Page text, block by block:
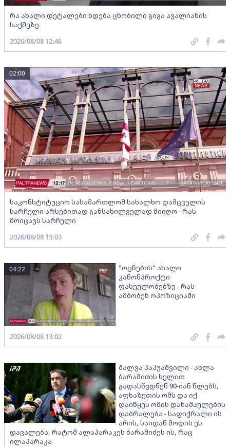
რა ახალი დეტალები ხდება ცნობილი გიგა ავალიანის
საქმეზე
2026/08/08 12:46
საკონსტიტუციო სასამართლომ სახალხო დამცველის
სარჩელი არსებითად განსახილველად მიიღო - რას
მოიცავს სარჩელი
02:00
2026/08/08 13:03
"ოცნების" ახალი
კანონპროქტი
ფასეულობებზე - რას
ამბობენ ოპოზიციაში
04:22
2026/08/08 13:02
შალვა პაპუაშვილი - ახლა
ბარამიძის ხელით
გადასწვდნენ 90-იან წლებს,
აფხაზეთის ომს და იქ
დაიწყეს ომის დანაშაულების
დაბრალება - საფიქრალი ის
არის, საიდან მოდის ეს
დავალება, რატომ ალაპარაკეს ბარამიძეს ის, რაც
ილაპარაკა